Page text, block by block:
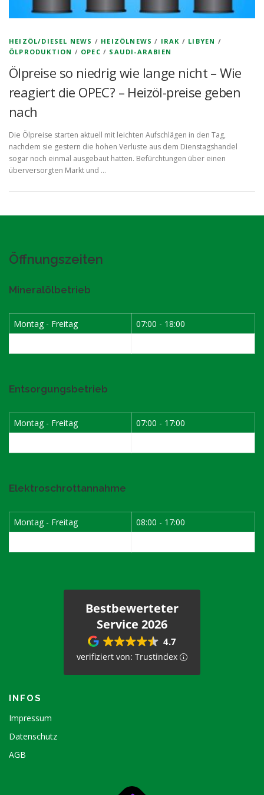
HEIZÖL/DIESEL NEWS / HEIZÖLNEWS / IRAK / LIBYEN /
ÖLPRODUKTION / OPEC / SAUDI-ARABIEN
Ölpreise so niedrig wie lange nicht – Wie
reagiert die OPEC? – Heizöl-preise geben
nach
Die Ölpreise starten aktuell mit leichten Aufschlägen in den Tag,
nachdem sie gestern die hohen Verluste aus dem Dienstagshandel
sogar noch einmal ausgebaut hatten. Befürchtungen über einen
überversorgten Markt und …
Öffnungszeiten
Mineralölbetrieb
Montag - Freitag
07:00 - 18:00
Entsorgungsbetrieb
Montag - Freitag
07:00 - 17:00
Elektroschrottannahme
Montag - Freitag
08:00 - 17:00
Bestbewerteter
Service 2026
4.7
verifiziert von: Trustindex
INFOS
Impressum
Datenschutz
AGB